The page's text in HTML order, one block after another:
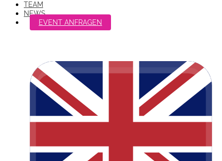
TEAM
NEWS
EVENT ANFRAGEN